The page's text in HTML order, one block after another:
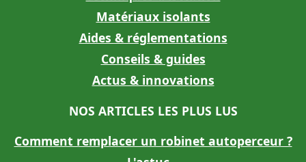
Matériaux isolants
Aides & réglementations
Conseils & guides
Actus & innovations
NOS ARTICLES LES PLUS LUS
Comment remplacer un robinet autoperceur ?